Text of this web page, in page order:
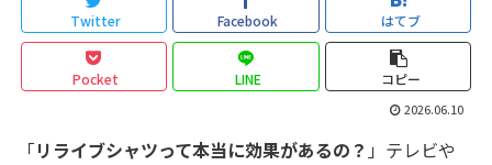
Twitter Facebook はてブ
Pocket LINE コピー
2026.06.10
「リライブシャツって本当に効果があるの？ 」テレビや